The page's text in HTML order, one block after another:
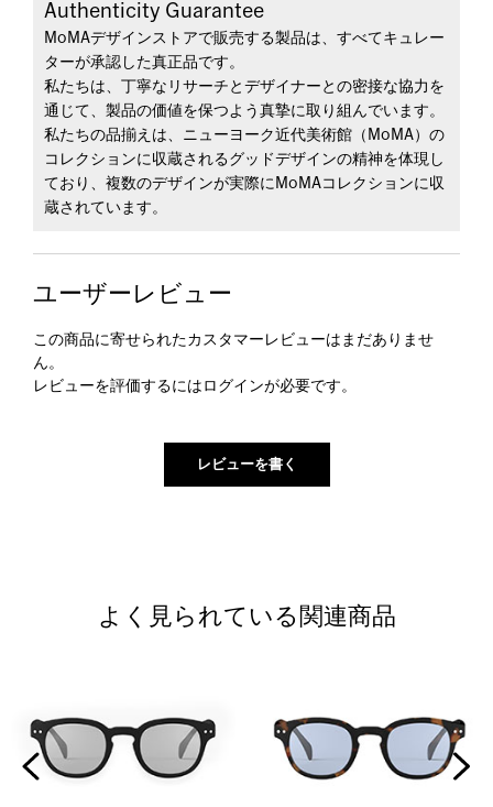
Authenticity Guarantee
MoMAデザインストアで販売する製品は、すべてキュレー
ターが承認した真正品です。
私たちは、丁寧なリサーチとデザイナーとの密接な協力を
通じて、製品の価値を保つよう真摯に取り組んでいます。
私たちの品揃えは、ニューヨーク近代美術館（MoMA）の
コレクションに収蔵されるグッドデザインの精神を体現し
ており、複数のデザインが実際にMoMAコレクションに収
蔵されています。
ユーザーレビュー
この商品に寄せられたカスタマーレビューはまだありませ
ん。
レビューを評価するには ログインが必要です。
よく見られている関連商品